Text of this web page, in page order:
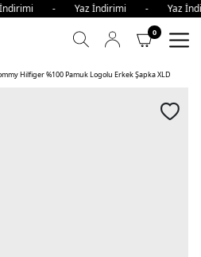
- Yaz İndirimi -
0
Hilfiger %100 Pamuk Logolu Erkek Şapka XLD